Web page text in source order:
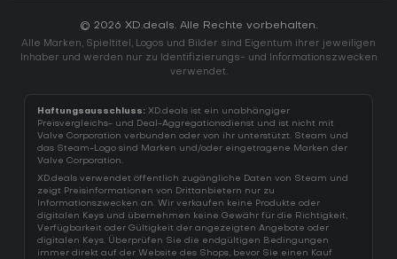
© 2026 XD.deals. Alle Rechte vorbehalten.
Alle Marken, Spieltitel, Logos und Bilder sind Eigentum ihrer jeweiligen
Inhaber und werden nur zu Identifizierungs- und Informationszwecken
verwendet.
Haftungsausschluss: XD.deals ist ein unabhängiger
Preisvergleichs- und Deal-Aggregationsdienst und ist nicht mit
Valve Corporation verbunden oder von ihr unterstützt. Steam und
das Steam-Logo sind Marken und/oder eingetragene Marken der
Valve Corporation.
XD.deals verwendet öffentlich zugängliche Daten von Steam und
zeigt Preisinformationen von Drittanbietern nur zu
Informationszwecken an. Wir verkaufen keine Produkte oder
digitalen Keys und übernehmen keine Gewähr für die Richtigkeit,
Verfügbarkeit oder Gültigkeit der angezeigten Angebote oder
digitalen Keys. Überprüfen Sie die endgültigen Bedingungen
immer direkt auf der Website des Shops, bevor Sie einen Kauf